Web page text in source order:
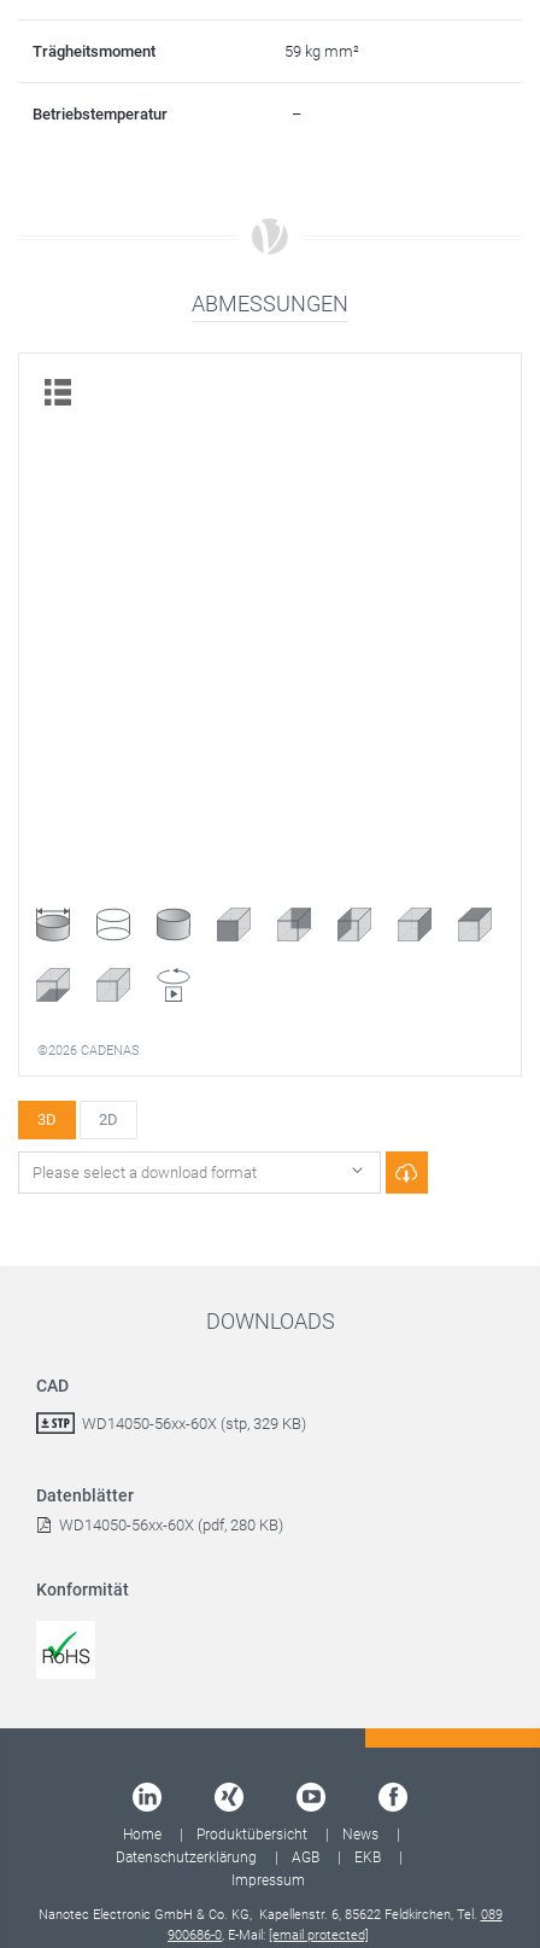
Trägheitsmoment 59 kg mm²
Betriebstemperatur –
ABMESSUNGEN
©2026 CADENAS
3D 2D
DOWNLOADS
CAD
WD14050-56xx-60X (stp, 329 KB)
Datenblätter
WD14050-56xx-60X (pdf, 280 KB)
Konformität
Home Produktübersicht
News
Datenschutzerklärung
AGB
EKB
Impressum
Nanotec Electronic GmbH & Co. KG, Kapellenstr. 6, 85622 Feldkirchen, Tel. 089
900686-0, E-Mail: [email protected]